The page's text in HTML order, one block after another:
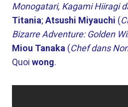
Monogatari, Kagami Hiiragi
Titania; Atsushi Miyauchi (
Bizarre Adventure: Golden
Miou Tanaka (Chef dans
Quoi wong.